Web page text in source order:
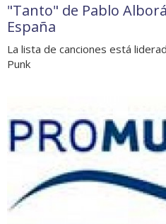
"Tanto" de Pablo
España
La lista de canciones está
Punk